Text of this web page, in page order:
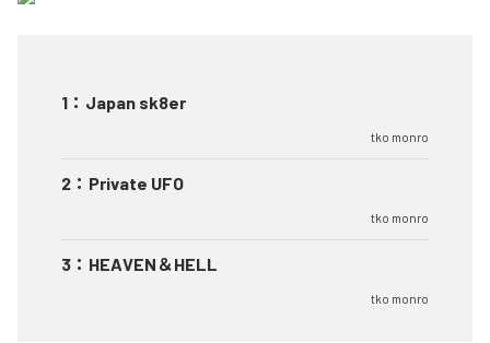
1 ： Japan sk8er
tko monro
2 ： Private UFO
tko monro
3 ： HEAVEN＆HELL
tko monro